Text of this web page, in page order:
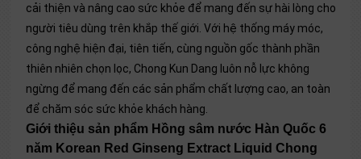
cải thiện và nâng cao sức khỏe để mang đến sự hài lòng cho
người tiêu dùng trên khắp thế giới. Với hệ thống máy móc,
công nghệ hiện đại, tiên tiến, cùng nguồn gốc thành phần
thiên nhiên chọn lọc, Chong Kun Dang luôn nỗ lực không
ngừng để mang đến các sản phẩm chất lượng cao, an toàn
để chăm sóc sức khỏe khách hàng.
Giới thiệu sản phẩm Hồng sâm nước Hàn Quốc 6
năm Korean Red Ginseng Extract Liquid Chong